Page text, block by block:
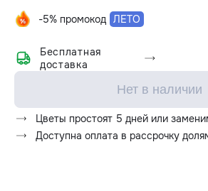
-5% промокод ЛЕТО
Бесплатная
доставка
Нет в наличии
Цветы простоят 5 дней или
Доступна оплата в рассрочку